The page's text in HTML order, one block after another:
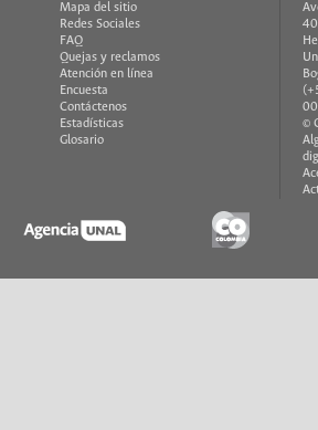
Mapa del sitio
Redes Sociales
FAQ
Quejas y reclamos
Atención en línea
Encuesta
Contáctenos
Estadísticas
Glosario
©